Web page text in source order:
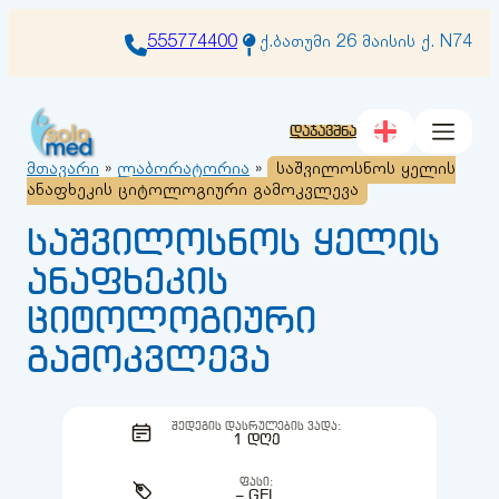
555774400 ქ.ბათუმი 26 მაისის ქ. N74
დაჯავშნა
მთავარი » ლაბორატორია »
საშვილოსნოს ყელის
ანაფხეკის ციტოლოგიური გამოკვლევა
საშვილოსნოს ყელის
ანაფხეკის
ციტოლოგიური
გამოკვლევა
ᲨᲔᲓᲔᲒᲘᲡ ᲓᲐᲡᲠᲣᲚᲔᲑᲘᲡ ᲕᲐᲓᲐ:
1 ᲓᲦᲔ
ᲤᲐᲡᲘ: